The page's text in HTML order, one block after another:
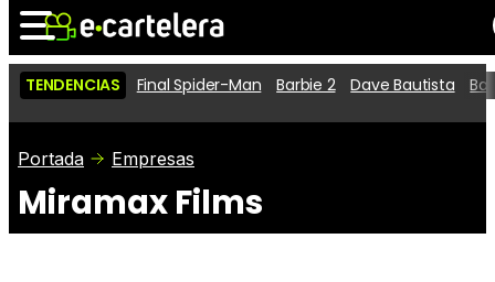
Noticias
Series
Vídeos
TENDENCIAS Final Spider-Man Barbie 2 Dave Bautista
Portada Empresas
Miramax Films